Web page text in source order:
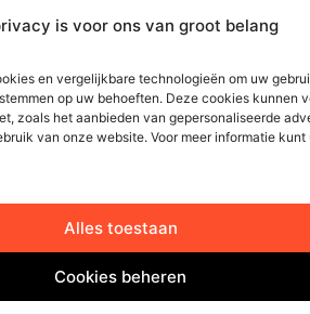
is voor ons van groot belang
en vergelijkbare technologieën om uw
op uw behoeften. Deze cookies kunnen
zoals het aanbieden van gepersonaliseerde
van onze website. Voor meer informatie
Alles toestaan
Cookies beheren